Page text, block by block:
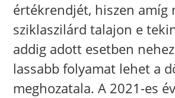
értékrendjét, hiszen amíg
sziklaszilárd talajon e
addig adott esetben
lassabb folyamat lehet a
meghozatala. A 2021-es